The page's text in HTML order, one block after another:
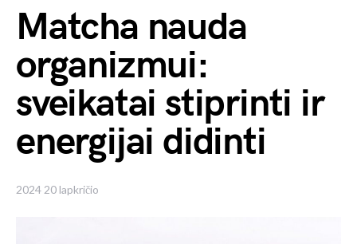
Matcha nauda
organizmui:
sveikatai stiprinti ir
energijai didinti
2024 20 lapkričio